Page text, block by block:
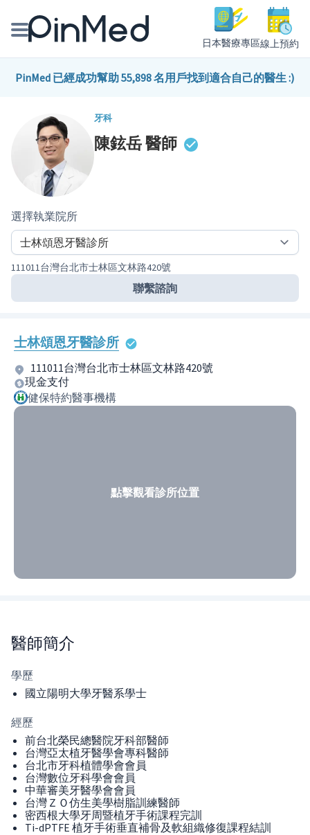
日本醫療專區線上預約
線上預約醫師、院所
健康主題館
PinMed 已經成功幫助 55,898 名用戶找到適合自己的醫生 :)
牙科
陳鉉岳醫師
選擇執業院所
111011台灣台北市士林區文林路420號
聯繫諮詢
士林頌恩牙醫診所
111011台灣台北市士林區文林路420號
現金支付
健保特約醫事機構
點擊觀看診所位置
醫師簡介
學歷
國立陽明大學牙醫系學士
經歷
前台北榮民總醫院牙科部醫師
台灣亞太植牙醫學會專科醫師
台北市牙科植體學會會員
台灣數位牙科學會會員
中華審美牙醫學會會員
台灣ＺＯ仿生美學樹脂訓練醫師
密西根大學牙周暨植牙手術課程完訓
Ti-dPTFE 植牙手術垂直補骨及軟組織修復課程結訓